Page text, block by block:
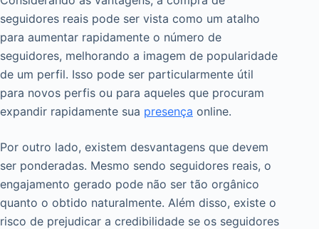
seguidores reais pode ser vista como um atalho
para aumentar rapidamente o número de
seguidores, melhorando a imagem de popularidade
de um perfil. Isso pode ser particularmente útil
para novos perfis ou para aqueles que procuram
expandir rapidamente sua presença online.
Por outro lado, existem desvantagens que devem
ser ponderadas. Mesmo sendo seguidores reais, o
engajamento gerado pode não ser tão orgânico
quanto o obtido naturalmente. Além disso, existe o
risco de prejudicar a credibilidade se os seguidores